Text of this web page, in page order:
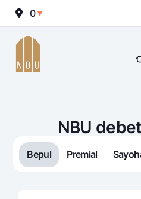
Shaxsiy kabinet
Jismoniy shaxslarga
Kreditlar
010 ▼
NBU
Bepul Premial